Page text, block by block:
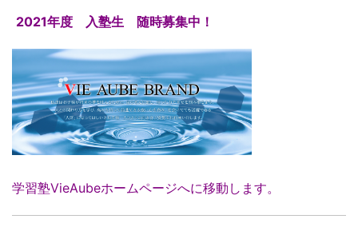
2021年度 入塾生 随時募集中！
学習塾VieAubeホームページへに移動します。